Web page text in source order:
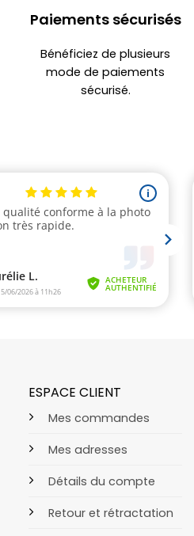
Paiements sécurisés
Bénéficiez de plusieurs
mode de paiements
sécurisé.
ESPACE CLIENT
Mes commandes
Mes adresses
Détails du compte
Retour et rétractation